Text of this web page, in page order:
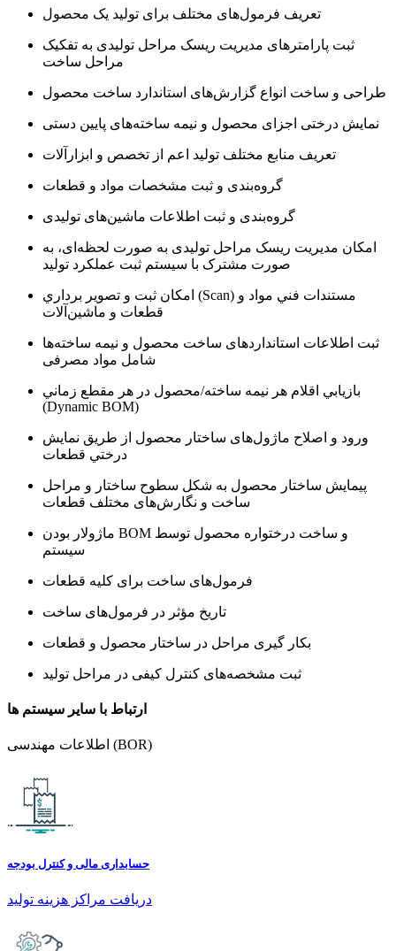
تعریف فرمول‌های مختلف برای تولید یک محصول
ثبت پارامترهای مدیریت ریسک مراحل تولیدی به تفکیک
مراحل ساخت
طراحی و ساخت انواع گزارش‌های استاندارد ساخت محصول
نمایش درختی اجزای محصول و نیمه ساخته‌های پایین دستی
تعریف منابع مختلف تولید اعم از تخصص و ابزارآلات
گروه‌بندی و ثبت مشخصات مواد و قطعات
گروه‌بندی و ثبت اطلاعات ماشین‌های تولیدی
امکان مدیریت ریسک مراحل تولیدی به صورت لحظه‌ای، به
صورت مشترک با سیستم ثبت عملکرد تولید
امكان ثبت و تصوير برداري (Scan) مستندات فني مواد و
قطعات و ماشین‌آلات
ثبت اطلاعات استانداردهای ساخت محصول و نیمه ساخته‌ها
شامل مواد مصرفی
بازيابي اقلام هر نیمه ساخته/محصول در هر مقطع زماني
(Dynamic BOM)
ورود و اصلاح ماژول‌های ساختار محصول از طريق نمايش
درختي قطعات
پيمايش ساختار محصول به شكل سطوح ساختار و مراحل
ساخت و نگارش‌های مختلف قطعات
ماژولار بودن BOM و ساخت درختواره محصول توسط
سیستم
فرمول‌های ساخت برای کلیه قطعات
تاریخ مؤثر در فرمول‌های ساخت
بکار گیری مراحل در ساختار محصول و قطعات
ثبت مشخصه‌های کنترل کیفی در مراحل تولید
ارتباط با سایر سیستم ها
اطلاعات مهندسی (BOR)
حسابداری مالی و کنترل بودجه
دریافت مراکز هزینه تولید